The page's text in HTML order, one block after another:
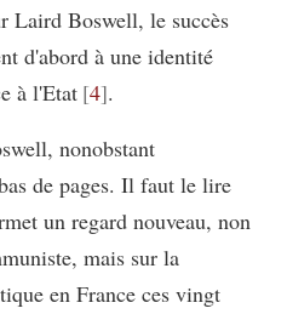
Laird Boswell, le succès
d'abord à une identité
à l'Etat 4 .
nonobstant
de pages. Il faut le lire
un regard nouveau, non
mais sur la
en France ces vingt